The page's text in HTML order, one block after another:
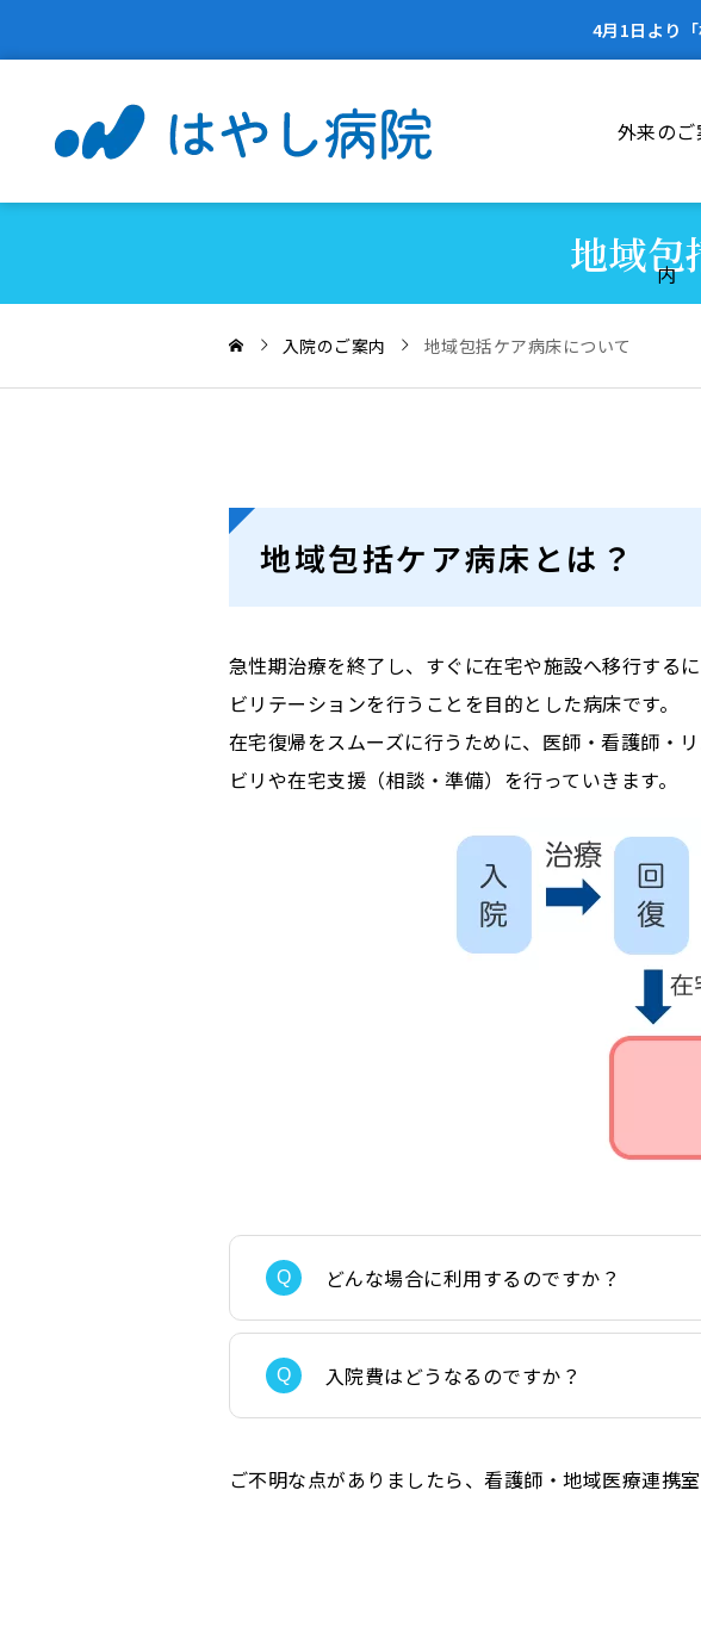
4月1日より
外来のご
内
地域包
入院のご案内 地域包括ケア病床について
地域包括ケア病床とは？
急性期治療を終了し、すぐに在宅や施設へ移行する
ビリテーションを行うことを目的とした病床です。
在宅復帰をスムーズに行うために、医師・看護師・
ビリや在宅支援（相談・準備）を行っていきます。
どんな場合に利用するのですか？
入院費はどうなるのですか？
ご不明な点がありましたら、看護師・地域医療連携